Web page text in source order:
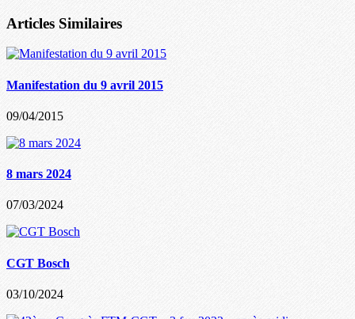
Articles Similaires
Manifestation du 9 avril 2015
09/04/2015
8 mars 2024
07/03/2024
CGT Bosch
03/10/2024